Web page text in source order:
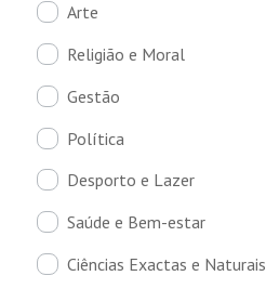
Arte
Religião e Moral
Gestão
Política
Desporto e Lazer
Saúde e Bem-estar
Ciências Exactas e Naturais